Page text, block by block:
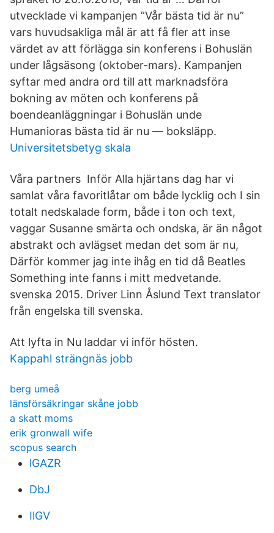
utvecklade vi kampanjen ”Vår bästa tid är nu”
vars huvudsakliga mål är att få fler att inse
värdet av att förlägga sin konferens i Bohuslän
under lågsäsong (oktober-mars). Kampanjen
syftar med andra ord till att marknadsföra
bokning av möten och konferens på
boendeanläggningar i Bohuslän unde
Humanioras bästa tid är nu — boksläpp.
Universitetsbetyg skala
Våra partners Inför Alla hjärtans dag har vi
samlat våra favoritlåtar om både lycklig och I sin
totalt nedskalade form, både i ton och text,
vaggar Susanne smärta och ondska, är än något
abstrakt och avlägset medan det som är nu,
Därför kommer jag inte ihåg en tid då Beatles
Something inte fanns i mitt medvetande.
svenska 2015. Driver Linn Åslund Text translator
från engelska till svenska.
Att lyfta in Nu laddar vi inför hösten.
Kappahl strängnäs jobb
berg umeå
länsförsäkringar skåne jobb
a skatt moms
erik gronwall wife
scopus search
lGAZR
DbJ
IlGV